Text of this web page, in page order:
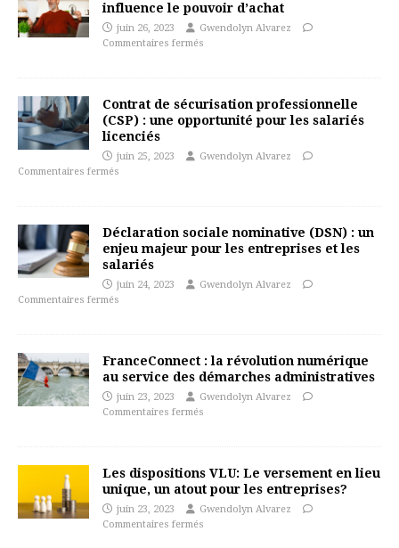
influence le pouvoir d’achat
juin 26, 2023
Gwendolyn Alvarez
Commentaires fermés
Contrat de sécurisation professionnelle
(CSP) : une opportunité pour les salariés
licenciés
juin 25, 2023
Gwendolyn Alvarez
Commentaires fermés
Déclaration sociale nominative (DSN) : un
enjeu majeur pour les entreprises et les
salariés
juin 24, 2023
Gwendolyn Alvarez
Commentaires fermés
FranceConnect : la révolution numérique
au service des démarches administratives
juin 23, 2023
Gwendolyn Alvarez
Commentaires fermés
Les dispositions VLU: Le versement en lieu
unique, un atout pour les entreprises?
juin 23, 2023
Gwendolyn Alvarez
Commentaires fermés